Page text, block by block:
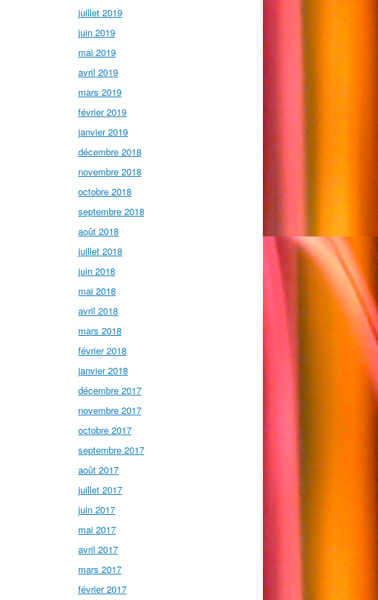
juillet 2019
juin 2019
mai 2019
avril 2019
mars 2019
février 2019
janvier 2019
décembre 2018
novembre 2018
octobre 2018
septembre 2018
août 2018
juillet 2018
juin 2018
mai 2018
avril 2018
mars 2018
février 2018
janvier 2018
décembre 2017
novembre 2017
octobre 2017
septembre 2017
août 2017
juillet 2017
juin 2017
mai 2017
avril 2017
mars 2017
février 2017